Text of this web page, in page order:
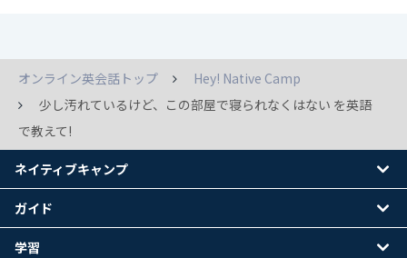
オンライン英会話トップ
Hey! Native Camp
少し汚れているけど、この部屋で寝られなくはない を英語
で教えて!
ネイティブキャンプ
ガイド
学習